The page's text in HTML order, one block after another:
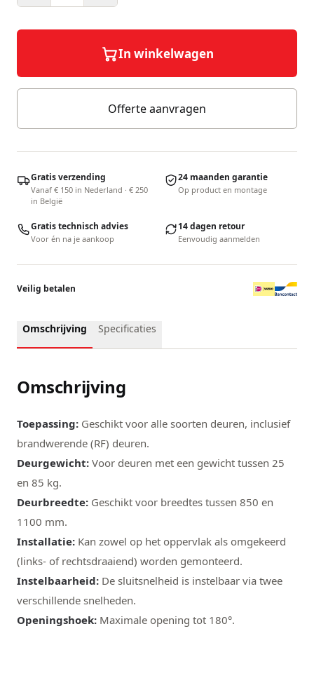
In winkelwagen
Offerte aanvragen
Gratis verzending
Vanaf € 150 in Nederland · € 250
in België
24 maanden garantie
Op product en montage
Gratis technisch advies
Voor én na je aankoop
14 dagen retour
Eenvoudig aanmelden
Veilig betalen
Omschrijving Specificaties
Omschrijving
Toepassing: Geschikt voor alle soorten deuren, inclusief
brandwerende (RF) deuren.
Deurgewicht: Voor deuren met een gewicht tussen 25
en 85 kg.
Deurbreedte: Geschikt voor breedtes tussen 850 en
1100 mm.
Installatie: Kan zowel op het oppervlak als omgekeerd
(links- of rechtsdraaiend) worden gemonteerd.
Instelbaarheid: De sluitsnelheid is instelbaar via twee
verschillende snelheden.
Openingshoek: Maximale opening tot 180°.